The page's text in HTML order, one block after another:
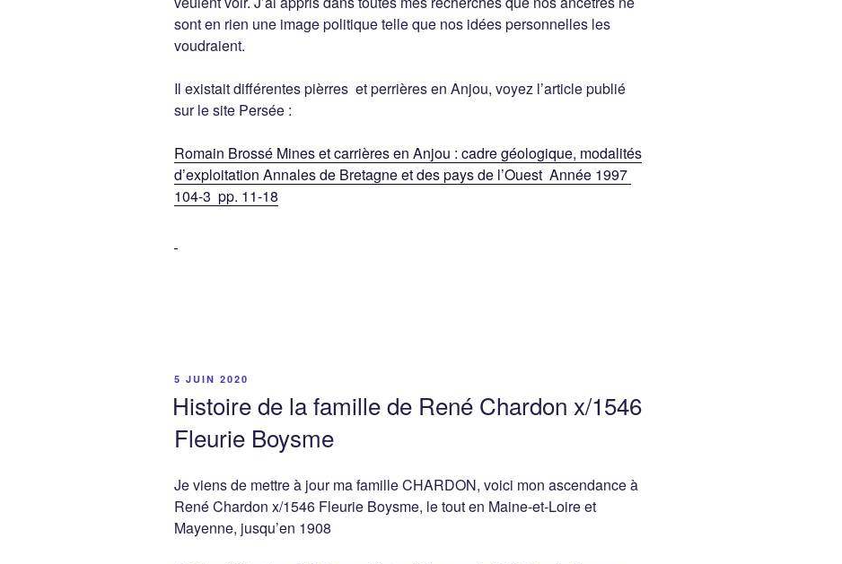
sont en rien une image politique telle que nos idées personnelles les
voudraient.
Il existait différentes pièrres et perrières en Anjou, voyez l’article publié
sur le site Persée :
Romain Brossé Mines et carrières en Anjou : cadre géologique, modalités
d’exploitation Annales de Bretagne et des pays de l’Ouest Année 1997
104-3 pp. 11-18
PUBLIÉ
5 JUIN 2020
Histoire de la famille de René Chardon x/1546
Fleurie Boysme
Je viens de mettre à jour ma famille CHARDON, voici mon ascendance à
René Chardon x/1546 Fleurie Boysme, le tout en Maine-et-Loire et
Mayenne, jusqu’en 1908